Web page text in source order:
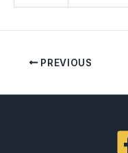
PREVIOUS